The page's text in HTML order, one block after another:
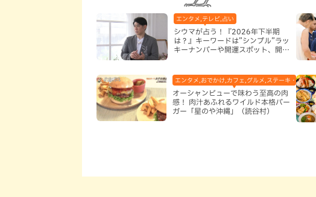
エンタメ,テレビ,占い
シウマが占う！『2026年下半期
は？』キーワードは”シンプル”ラッ
キーナンバーや開運スポット、開運
エンタメ,おでかけ,カフェ,グルメ,ステーキ・焼肉,
オーシャンビューで味わう至高の肉
感！ 肉汁あふれるワイルド本格バー
ガー「星のや沖縄」（読谷村）